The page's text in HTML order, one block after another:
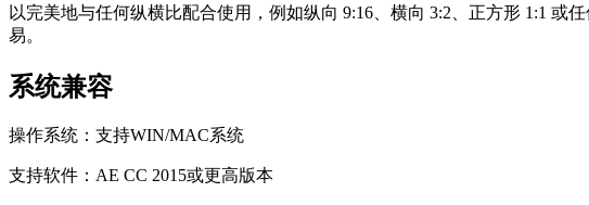
以完美地与任何纵横比配合使用，例如纵向 9:16、横向 3:2、正方形 1:1
易。
系统兼容
操作系统：支持WIN/MAC系统
支持软件：AE CC 2015或更高版本